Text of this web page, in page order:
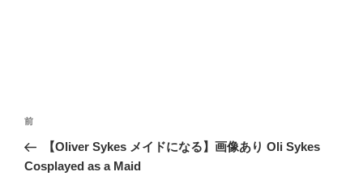
投
ナ
前
の
投
前
【Oliver Sykes メイドになる】画像あり Oli Sykes
Cosplayed as a Maid